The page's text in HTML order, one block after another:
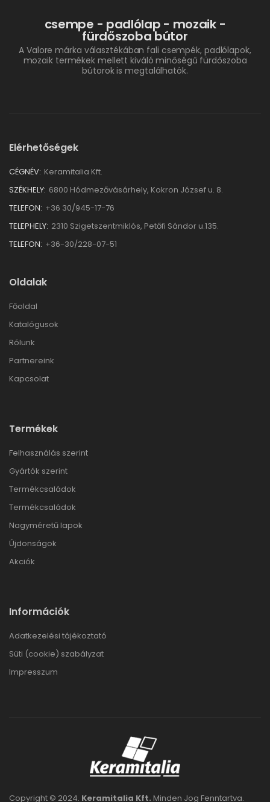
csempe - padlólap - mozaik -
fürdőszoba bútor
A Valore márka választékában fali csempék, padlólapok,
mozaik termékek mellett kiváló minőségű fürdőszoba
bútorok is megtalálhatók.
Elérhetőségek
CÉGNÉV: Keramitalia Kft.
SZÉKHELY: 6800 Hódmezővásárhely, Kokron József u. 8.
TELEFON: +36 30/945-17-76
TELEPHELY: 2310 Szigetszentmiklós, Petőfi Sándor u.135.
TELEFON: +36-30/228-07-51
Oldalak
Főoldal
Katalógusok
Rólunk
Partnereink
Kapcsolat
Termékek
Felhasználás szerint
Gyártók szerint
Termékcsaládok
Termékcsaládok
Nagyméretű lapok
Újdonságok
Akciók
Információk
Adatkezelési tájékoztató
Süti (cookie) szabályzat
Impresszum
Copyright © 2024. Keramitalia Kft. Minden Jog Fenntartva.